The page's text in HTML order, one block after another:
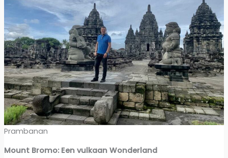
Prambanan
Mount Bromo: Een vulkaan Wonderland